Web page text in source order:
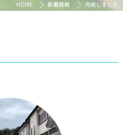
HOME 新着情報 完成しました